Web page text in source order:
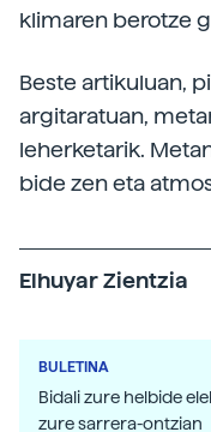
klimaren berotze
Beste artikuluan,
argitaratuan,
leherketarik.
bide zen eta
Elhuyar Zientzia
BULETINA
Bidali zure helbide
zure sarrera-ontzian